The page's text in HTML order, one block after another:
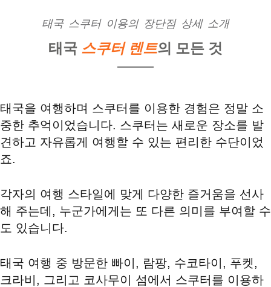
태국 스쿠터 이용의 장단점 상세 소개
태국 스쿠터 렌트의 모든 것
태국을 여행하며 스쿠터를 이용한 경험은 정말 소
중한 추억이었습니다. 스쿠터는 새로운 장소를 발
견하고 자유롭게 여행할 수 있는 편리한 수단이었
죠.
각자의 여행 스타일에 맞게 다양한 즐거움을 선사
해 주는데, 누군가에게는 또 다른 의미를 부여할 수
도 있습니다.
태국 여행 중 방문한 빠이, 람팡, 수코타이, 푸켓,
크라비, 그리고 코사무이 섬에서 스쿠터를 이용하